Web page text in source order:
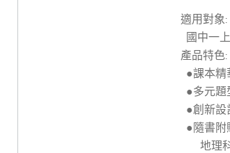
適用對象:
國中一
產品特色:
●課本精
●多元題
●創新設
●隨書附
地理科